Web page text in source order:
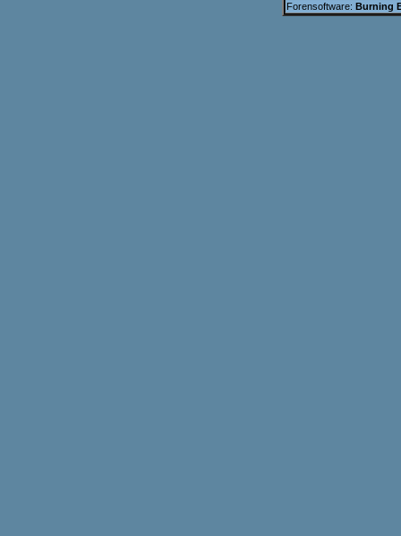
Forensoftware: Burning